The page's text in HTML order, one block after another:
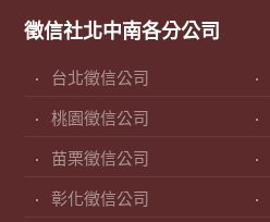
徵信社北中南各分公司
台北徵信公司
桃園徵信公司
苗栗徵信公司
彰化徵信公司